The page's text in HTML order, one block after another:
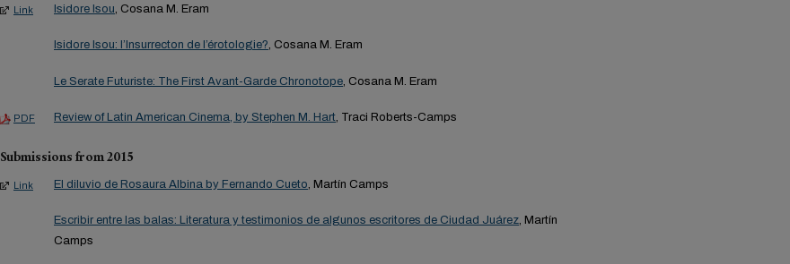
Link Isidore Isou, Cosana M. Eram
Isidore Isou: l’Insurrecton de l’érotologie?, Cosana M. Eram
Le Serate Futuriste: The First Avant-Garde Chronotope , Cosana M. Eram
PDF Review of Latin American Cinema, by Stephen M. Hart, Traci Roberts-Camps
Submissions from 2015
Link El diluvio de Rosaura Albina by Fernando Cueto, Martín Camps
Escribir entre las balas: Literatura y testimonios de algunos escritores de Ciudad Juárez, Martín
Camps